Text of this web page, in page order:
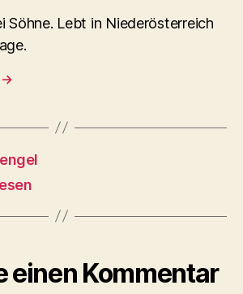
Söhne. Lebt in Niederösterreich
→
einen Kommentar